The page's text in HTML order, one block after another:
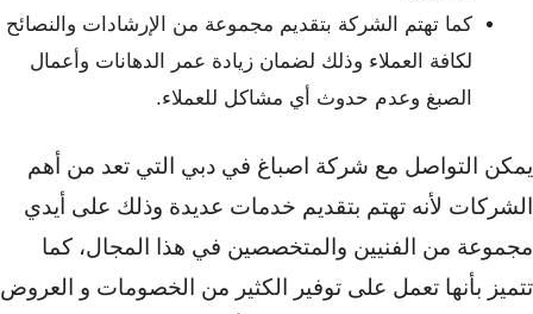
كما تهتم الشركة بتقديم مجموعة من الإرشادات والنصائح
لكافة العملاء وذلك لضمان زيادة عمر الدهانات وأعمال
الصبغ وعدم حدوث أي مشاكل للعملاء.
يمكن التواصل مع شركة اصباغ في دبي التي تعد من أهم
الشركات لأنه تهتم بتقديم خدمات عديدة وذلك على أيدي
مجموعة من الفنيين والمتخصصين في هذا المجال، كما
تتميز بأنها تعمل على توفير الكثير من الخصومات و العروض